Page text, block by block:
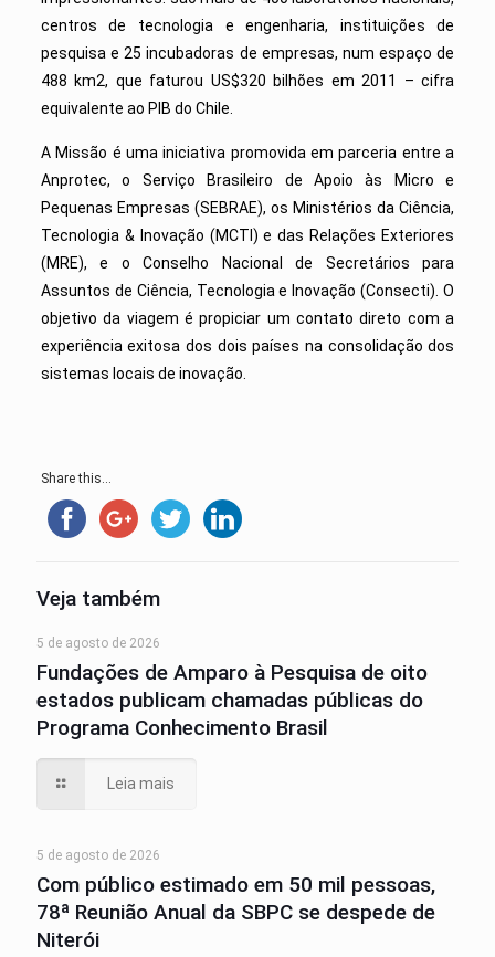
centros de tecnologia e engenharia, instituições de
pesquisa e 25 incubado­ras de empresas, num espaço de
488 km2, que faturou US$320 bilhões em 2011 – cifra
equivalente ao PIB do Chile.
A Missão é uma iniciativa promovida em parceria entre a
Anprotec, o Serviço Brasileiro de Apoio às Micro e
Pequenas Empresas (SEBRAE), os Ministérios da Ciência,
Tecnologia & Inovação (MCTI) e das Relações Exteriores
(MRE), e o Conselho Nacional de Secretários para
Assuntos de Ciência, Tecnologia e Inovação (Consecti). O
objetivo da viagem é propiciar um contato direto com a
experiência exitosa dos dois países na consolidação dos
sistemas locais de inovação.
Share this...
Veja também
5 de agosto de 2026
Fundações de Amparo à Pesquisa de oito
estados publicam chamadas públicas do
Programa Conhecimento Brasil
Leia mais
5 de agosto de 2026
Com público estimado em 50 mil pessoas,
78ª Reunião Anual da SBPC se despede de
Niterói